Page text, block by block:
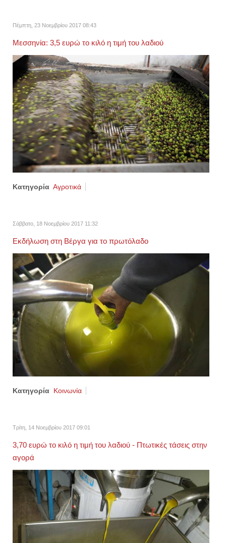
Πέμπτη, 23 Νοεμβρίου 2017 08:43
Μεσσηνία: 3,5 ευρώ το κιλό η τιμή του λαδιού
Κατηγορία Αγροτικά
Σάββατο, 18 Νοεμβρίου 2017 11:32
Εκδήλωση στη Βέργα για το πρωτόλαδο
Κατηγορία Κοινωνία
Τρίτη, 14 Νοεμβρίου 2017 09:01
3,70 ευρώ το κιλό η τιμή του λαδιού - Πτωτικές τάσεις στην
αγορά